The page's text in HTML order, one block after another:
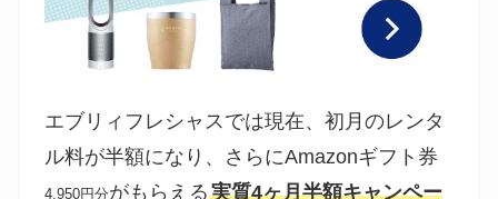
エブリィフレシャスでは現在、初月のレンタ
ル料が半額になり、さらにAmazonギフト券
4,950円分がもらえる実質4ヶ月半額キャンペー